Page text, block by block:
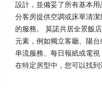
設計，並備妥了所有基本
分客房提供空調或床單清
的服務。 莫諾共居全景飯
元素，例如獨立客廳、陽
串流服務、每日報紙或電
在特定房型中，您可以找到